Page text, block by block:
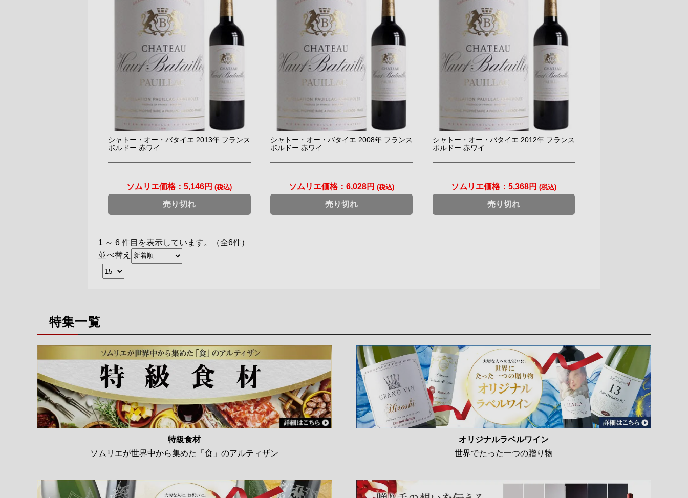
シャトー・オー・バタイエ 2013年 フランス
ボルドー 赤ワイ...
ソムリエ価格：5,146円 (税込)
売り切れ
シャトー・オー・バタイエ 2008年 フランス
ボルドー 赤ワイ...
ソムリエ価格：6,028円 (税込)
売り切れ
シャトー・オー・バタイエ 2012年 フランス
ボルドー 赤ワイ...
ソムリエ価格： 5,368円 (税込)
売り切れ
1 ～ 6 件目を表示しています。（全6件）
並べ替え
特集一覧
特級食材
ソムリエが世界中から集めた「食」のアルティザン
オリジナルラベルワイン
世界でたった一つの贈り物